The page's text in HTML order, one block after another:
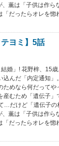
薫は「子供は作ら
だったらオレを惚
ヨミ】5話
婚」! 花野梓、15
んだ「内定通知
めなら何だってや
産むため「遺伝子
…だけど「遺伝子の
薫は「子供は作ら
だったらオレを惚